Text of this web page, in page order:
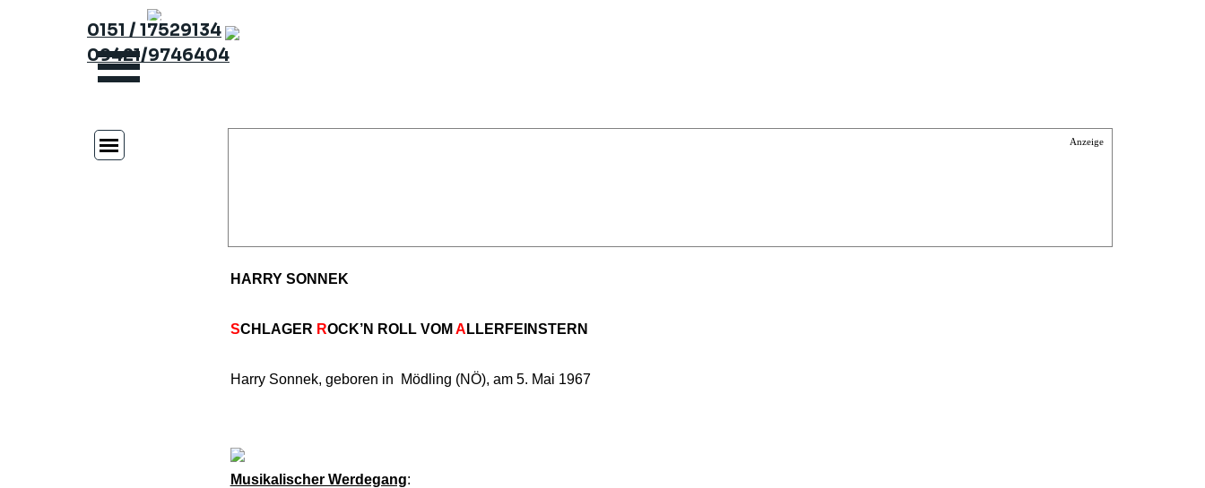
0151 / 17529134
09421/9746404
Anzeige
HARRY SONNEK
SCHLAGER ROCK’N ROLL VOM A LLERFEINSTERN
Harry Sonnek, geboren in Mödling (NÖ), am 5. Mai 1967
Musikalischer Werdegang: